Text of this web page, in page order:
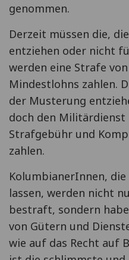
genommen.
Derzeit müssen die,
entziehen oder nicht
werden eine Strafe
Mindestlohns zahlen.
der Musterung
doch den Militärdienst
Strafgebühr und
zahlen.
KolumbianerInnen,
lassen, werden nicht
bestraft, sondern
von Gütern und
wie auf das Recht auf